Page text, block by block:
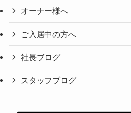
オーナー様へ
ご入居中の方へ
社長ブログ
スタッフブログ